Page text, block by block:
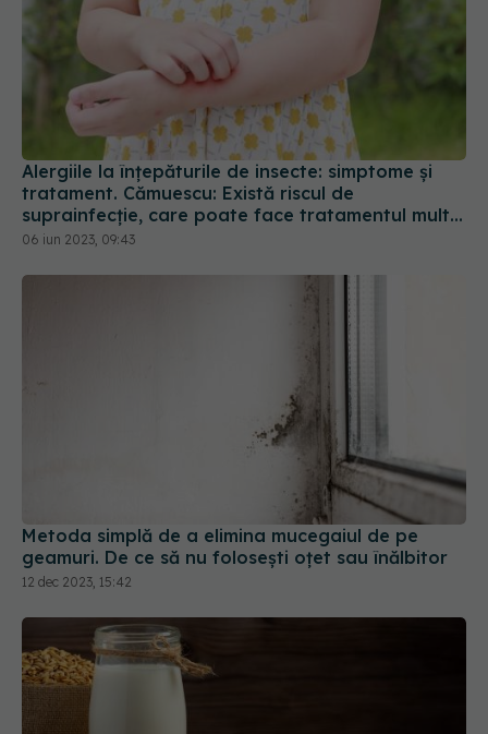
Alergiile la înțepăturile de insecte: simptome și
tratament. Cămuescu: Există riscul de
suprainfecție, care poate face tratamentul mult
mai dificil
06 iun 2023, 09:43
Metoda simplă de a elimina mucegaiul de pe
geamuri. De ce să nu folosești oțet sau înălbitor
12 dec 2023, 15:42